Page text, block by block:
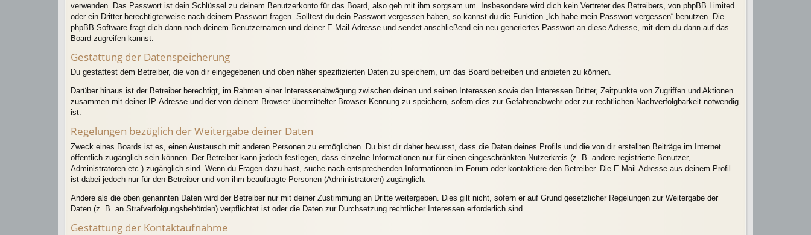
verwenden. Das Passwort ist dein Schlüssel zu deinem Benutzerkonto für das Board, also geh mit ihm sorgsam um. Insbesondere wird dich kein Vertreter des Betreibers, von phpBB Limited
oder ein Dritter berechtigterweise nach deinem Passwort fragen. Solltest du dein Passwort vergessen haben, so kannst du die Funktion „Ich habe mein Passwort vergessen“ benutzen. Die
phpBB-Software fragt dich dann nach deinem Benutzernamen und deiner E-Mail-Adresse und sendet anschließend ein neu generiertes Passwort an diese Adresse, mit dem du dann auf das
Board zugreifen kannst.
Gestattung der Datenspeicherung
Du gestattest dem Betreiber, die von dir eingegebenen und oben näher spezifizierten Daten zu speichern, um das Board betreiben und anbieten zu können.
Darüber hinaus ist der Betreiber berechtigt, im Rahmen einer Interessenabwägung zwischen deinen und seinen Interessen sowie den Interessen Dritter, Zeitpunkte von Zugriffen und Aktionen
zusammen mit deiner IP-Adresse und der von deinem Browser übermittelter Browser-Kennung zu speichern, sofern dies zur Gefahrenabwehr oder zur rechtlichen Nachverfolgbarkeit notwendig
ist.
Regelungen bezüglich der Weitergabe deiner Daten
Zweck eines Boards ist es, einen Austausch mit anderen Personen zu ermöglichen. Du bist dir daher bewusst, dass die Daten deines Profils und die von dir erstellten Beiträge im Internet
öffentlich zugänglich sein können. Der Betreiber kann jedoch festlegen, dass einzelne Informationen nur für einen eingeschränkten Nutzerkreis (z. B. andere registrierte Benutzer,
Administratoren etc.) zugänglich sind. Wenn du Fragen dazu hast, suche nach entsprechenden Informationen im Forum oder kontaktiere den Betreiber. Die E-Mail-Adresse aus deinem Profil
ist dabei jedoch nur für den Betreiber und von ihm beauftragte Personen (Administratoren) zugänglich.
Andere als die oben genannten Daten wird der Betreiber nur mit deiner Zustimmung an Dritte weitergeben. Dies gilt nicht, sofern er auf Grund gesetzlicher Regelungen zur Weitergabe der
Daten (z. B. an Strafverfolgungsbehörden) verpflichtet ist oder die Daten zur Durchsetzung rechtlicher Interessen erforderlich sind.
Gestattung der Kontaktaufnahme